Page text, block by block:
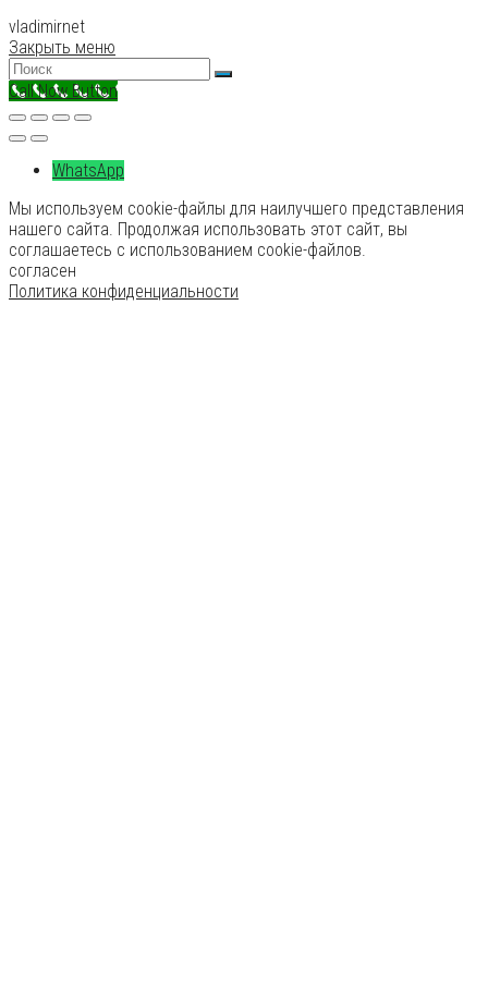
vladimirnet
Закрыть меню
Call Now Button
WhatsApp
Мы используем cookie-файлы для наилучшего представления
нашего сайта. Продолжая использовать этот сайт, вы
соглашаетесь с использованием cookie-файлов.
согласен
Политика конфиденциальности